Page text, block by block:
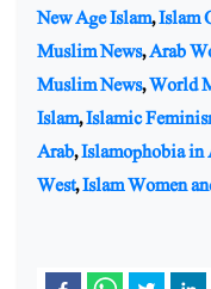
New Age Islam,Islam
Muslim News,Arab
Muslim News,World
Islam,Islamic
Arab,Islamophobia in
West,Islam Women